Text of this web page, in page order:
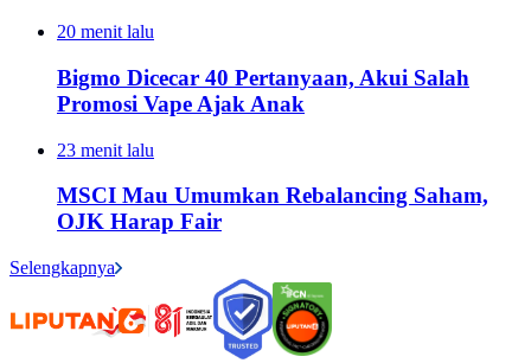
20 menit lalu
Bigmo Dicecar 40 Pertanyaan, Akui Salah
Promosi Vape Ajak Anak
23 menit lalu
MSCI Mau Umumkan Rebalancing Saham,
OJK Harap Fair
Selengkapnya